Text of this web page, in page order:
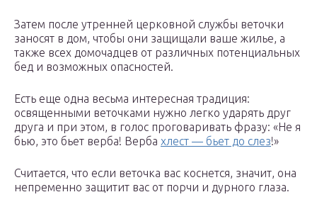
Затем после утренней церковной службы веточки
заносят в дом, чтобы они защищали ваше жилье, а
также всех домочадцев от различных потенциальных
бед и возможных опасностей.
Есть еще одна весьма интересная традиция:
освященными веточками нужно легко ударять друг
друга и при этом, в голос проговаривать фразу: «Не я
бью, это бьет верба! Верба хлест — бьет до слез!»
Считается, что если веточка вас коснется, значит, она
непременно защитит вас от порчи и дурного глаза.